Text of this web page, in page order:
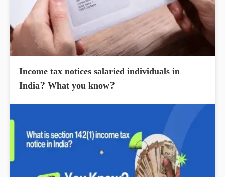
Income tax notices salaried individuals in
India? What you know?